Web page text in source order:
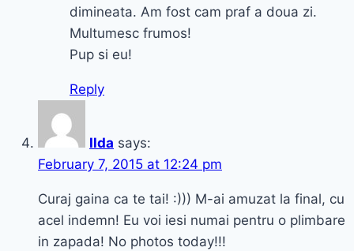
dimineata. Am fost cam praf a doua zi.
Multumesc frumos!
Pup si eu!
Reply
Ilda says:
February 7, 2015 at 12:24 pm
Curaj gaina ca te tai! :))) M-ai amuzat la final, cu
acel indemn! Eu voi iesi numai pentru o plimbare
in zapada! No photos today!!!